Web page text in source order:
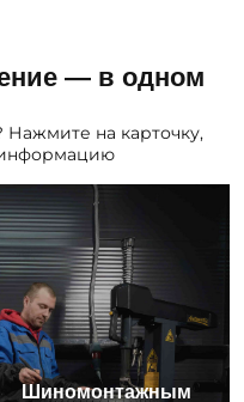
— в одном
на карточку,
Шиномонтажным